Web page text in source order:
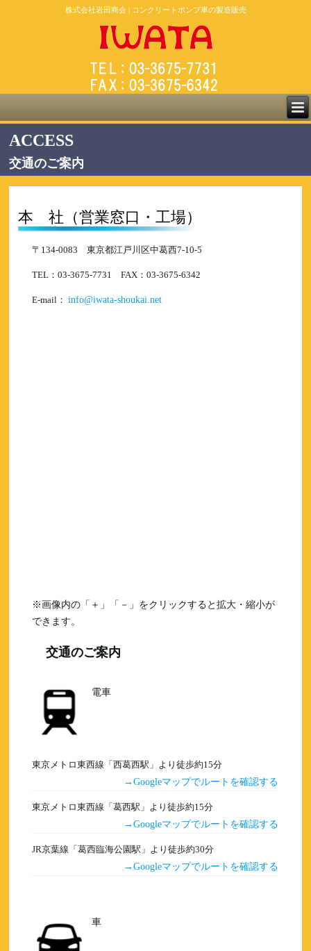
株式会社岩田商会 | コンクリートポンプ車の製造販売
ACCESS
交通のご案内
本 社 （営業窓口・工場）
〒134-0083 東京都江戸川区中葛西7-10-5
TEL：03-3675-7731 FAX：03-3675-6342
E-mail：info@iwata-shoukai.net
※画像内の「＋」「－」をクリックすると拡大・縮小が
できます。
交通のご案内
電車
東京メトロ東西線「西葛西駅」より徒歩約15分
Googleマップでルートを確認する
東京メトロ東西線「葛西駅」より徒歩約15分
Googleマップでルートを確認する
JR京葉線「葛西臨海公園駅」より徒歩約30分
Googleマップでルートを確認する
車